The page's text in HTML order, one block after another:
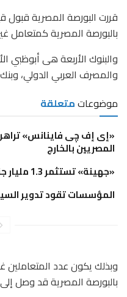
بالبورصة المصرية كمتعامل
والبنوك الأربعة هى أبوظبي
والمصرف العربي الدولي،
موضوعاتمتعلقة
«إى إف چى فاينانس»
المصريين بالخارج
«جهينة» تستثمر 1.3 مليار جنيه بالنصف الأول
المؤسسات تقود تدوير
وبذلك يكون عدد المتعاملين
بالبورصة المصرية قد وصل إلى 17 متعامل.